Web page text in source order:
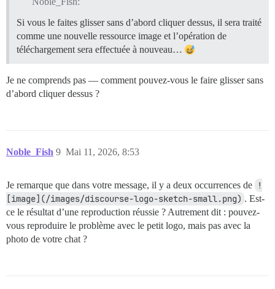
Si vous le faites glisser sans d’abord cliquer dessus, il sera traité
comme une nouvelle ressource image et l’opération de
téléchargement sera effectuée à nouveau…
Je ne comprends pas — comment pouvez-vous le faire glisser sans
d’abord cliquer dessus ?
Noble_Fish Mai 11, 2026, 8:53
9
Je remarque que dans votre message, il y a deux occurrences de
!
[image](/images/discourse-logo-sketch-small.png) . Est-
ce le résultat d’une reproduction réussie ? Autrement dit : pouvez-
vous reproduire le problème avec le petit logo, mais pas avec la
photo de votre chat ?